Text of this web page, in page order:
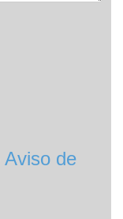
Aviso de